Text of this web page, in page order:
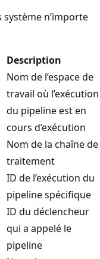
n’importe
Description
Nom de l’espace de
travail où l’exécution
du pipeline est en
cours d’exécution
Nom de la chaîne de
traitement
ID de l’exécution du
pipeline spécifique
ID du déclencheur
qui a appelé le
pipeline